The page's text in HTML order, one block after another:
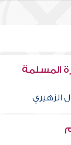
المسلمة
الزهيري